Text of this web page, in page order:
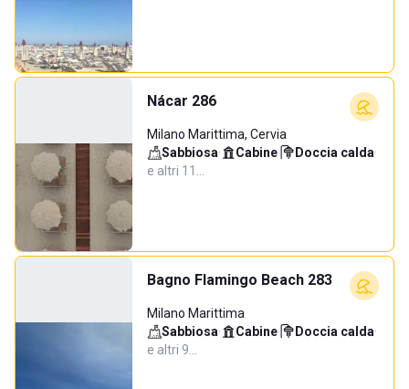
Nácar 286
Milano Marittima, Cervia
Sabbiosa· Cabine· Doccia calda·
e altri 11…
Bagno Flamingo Beach 283
Milano Marittima
Sabbiosa· Cabine· Doccia calda·
e altri 9…